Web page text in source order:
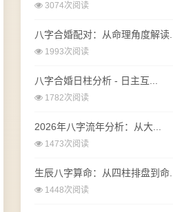
3074次阅读
八字合婚配对：从命理角度解读...
1993次阅读
八字合婚日柱分析 - 日主互...
1782次阅读
2026年八字流年分析：从大...
1473次阅读
生辰八字算命：从四柱排盘到命...
1448次阅读